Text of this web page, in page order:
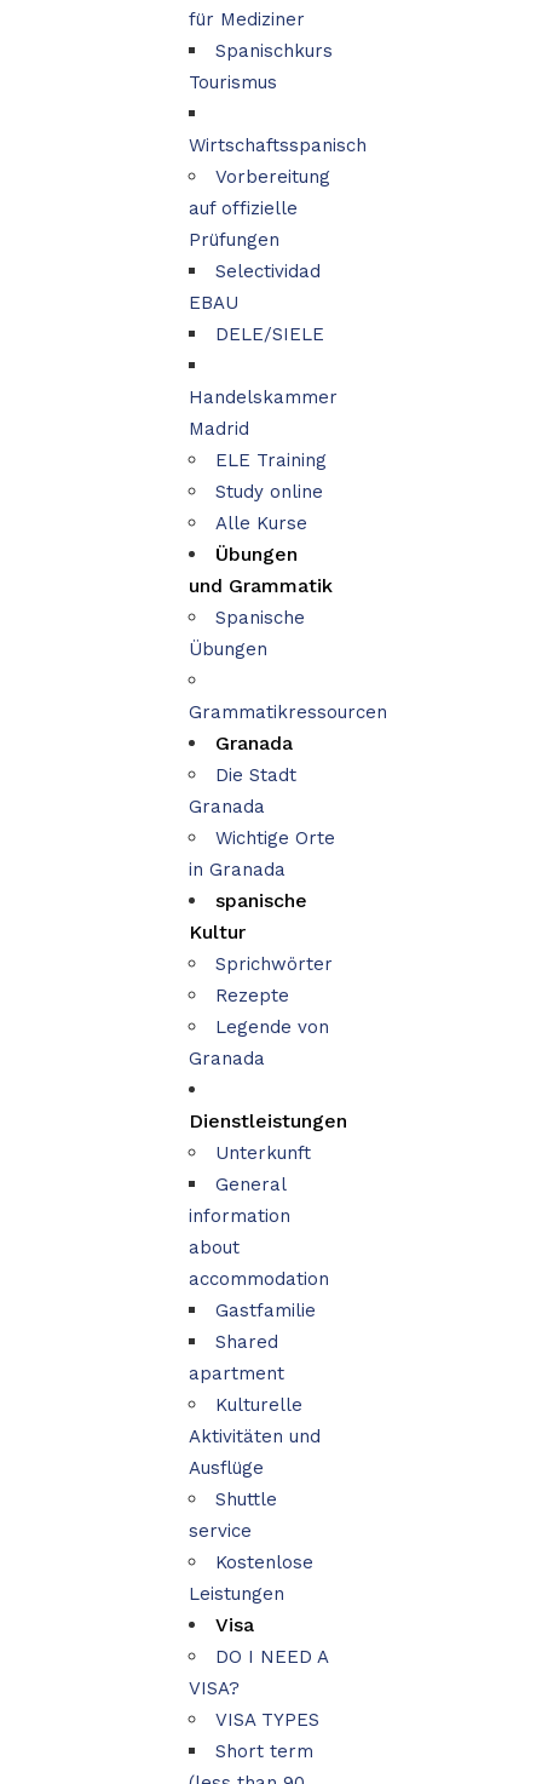
für Mediziner
Spanischkurs
Tourismus
Wirtschaftsspanisch
Vorbereitung
auf offizielle
Prüfungen
Selectividad
EBAU
DELE/SIELE
Handelskammer
Madrid
ELE Training
Study online
Alle Kurse
Übungen
und Grammatik
Spanische
Übungen
Grammatikressourcen
Granada
Die Stadt
Granada
Wichtige Orte
in Granada
spanische
Kultur
Sprichwörter
Rezepte
Legende von
Granada
Dienstleistungen
Unterkunft
General
information
about
accommodation
Gastfamilie
Shared
apartment
Kulturelle
Aktivitäten und
Ausflüge
Shuttle
service
Kostenlose
Leistungen
Visa
DO I NEED A
VISA?
VISA TYPES
Short term